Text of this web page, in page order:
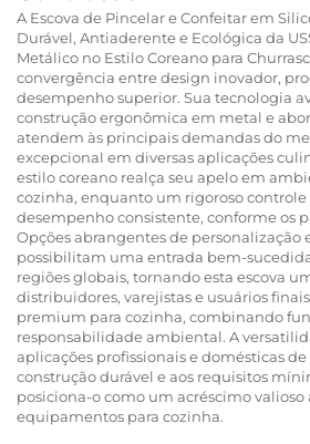
A Escova de Pincelar e Confeitar em
Durável, Antiaderente e Ecológica da
Metálico no Estilo Coreano para
convergência entre design inovador,
desempenho superior. Sua tecnologia
construção ergonômica em metal e
atendem às principais demandas do
excepcional em diversas aplicações
estilo coreano realça seu apelo em
cozinha, enquanto um rigoroso
desempenho consistente, conforme os
Opções abrangentes de personalização
possibilitam uma entrada bem-
regiões globais, tornando esta escova
distribuidores, varejistas e usuários
premium para cozinha, combinando
responsabilidade ambiental. A
aplicações profissionais e domésticas
construção durável e aos requisitos
posiciona-o como um acréscimo
equipamentos para cozinha.